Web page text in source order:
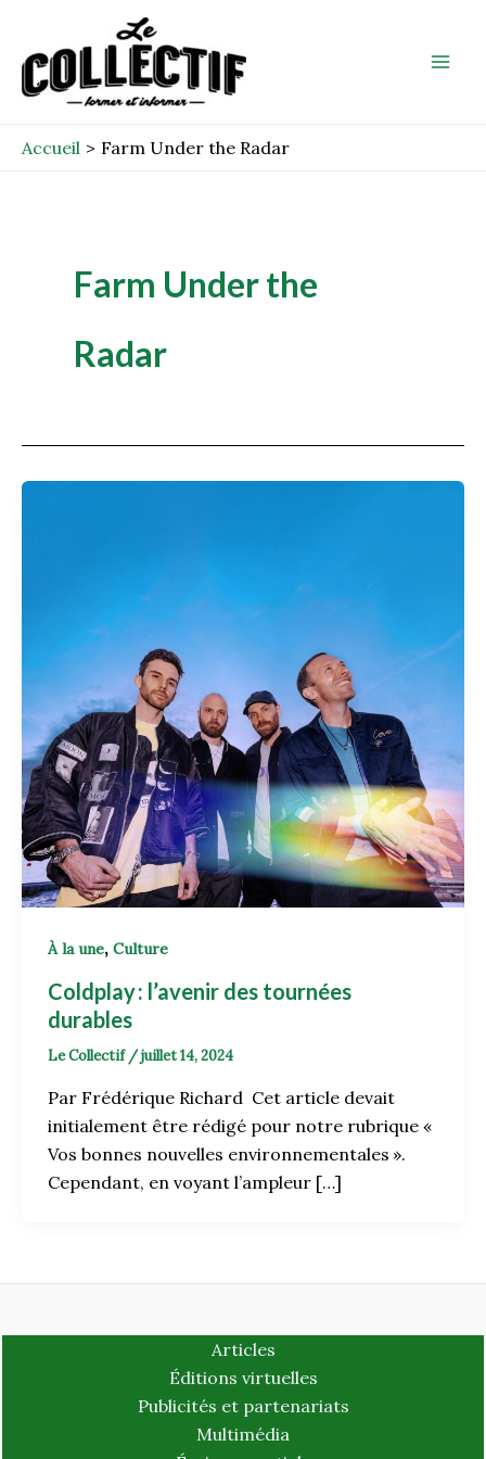
contenu
Accueil Farm Under the Radar
Farm Under the
Radar
À la une, Culture
Coldplay : l’avenir des tournées
durables
Le Collectif /juillet 14, 2024
Par Frédérique Richard Cet article devait
initialement être rédigé pour notre rubrique «
Vos bonnes nouvelles environnementales ».
Cependant, en voyant l’ampleur […]
Articles
Éditions virtuelles
Publicités et partenariats
Multimédia